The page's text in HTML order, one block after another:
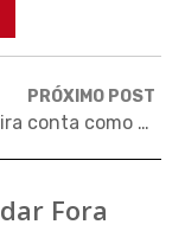
PRÓXIMO POST
Brasileira conta como é estudar Artes no Canadá, na graduação
Fora